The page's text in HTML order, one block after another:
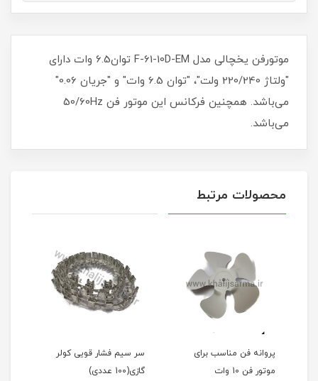
موتورفن یخچالی مدل F-61-10D-EM توان6.5 وات دارای
"ولتاژ 220/240 ولت"، "توان 6.5 وات" و "جریان 0.06"
می‌باشد. همچنین فرکانس این موتور فن 50/60Hz
می‌باشد.
محصولات مرتبط
پروانه فن مناسب برای
موتور فن 10 وات
سر سیم فشار قویی کولر
گازی(100 عددی)